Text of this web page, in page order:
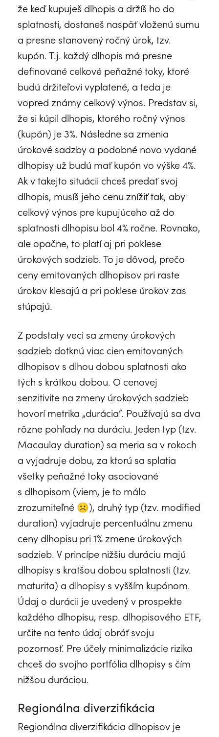
že keď kupuješ dlhopis a držíš ho do
splatnosti, dostaneš naspäť vloženú sumu
a presne stanovený ročný úrok, tzv.
kupón. T.j. každý dlhopis má presne
definované celkové peňažné toky, ktoré
budú držiteľovi vyplatené, a teda je
vopred známy celkový výnos. Predstav si,
že si kúpil dlhopis, ktorého ročný výnos
(kupón) je 3%. Následne sa zmenia
úrokové sadzby a podobné novo vydané
dlhopisy už budú mať kupón vo výške 4%.
Ak v takejto situácii chceš predať svoj
dlhopis, musíš jeho cenu znížiť tak, aby
celkový výnos pre kupujúceho až do
splatnosti dlhopisu bol 4% ročne. Rovnako,
ale opačne, to platí aj pri poklese
úrokových sadzieb. To je dôvod, prečo
ceny emitovaných dlhopisov pri raste
úrokov klesajú a pri poklese úrokov zas
stúpajú.
Z podstaty veci sa zmeny úrokových
sadzieb dotknú viac cien emitovaných
dlhopisov s dlhou dobou splatnosti ako
tých s krátkou dobou. O cenovej
senzitivite na zmeny úrokových sadzieb
hovorí metrika „durácia“. Používajú sa dva
rôzne pohľady na duráciu. Jeden typ (tzv.
Macaulay duration) sa meria sa v rokoch
a vyjadruje dobu, za ktorú sa splatia
všetky peňažné toky asociované
s dlhopisom (viem, je to málo
zrozumiteľné ☹), druhý typ (tzv. modified
duration) vyjadruje percentuálnu zmenu
ceny dlhopisu pri 1% zmene úrokových
sadzieb. V princípe nižšiu duráciu majú
dlhopisy s kratšou dobou splatnosti (tzv.
maturita) a dlhopisy s vyšším kupónom.
Údaj o durácii je uvedený v prospekte
každého dlhopisu, resp. dlhopisového ETF,
určite na tento údaj obráť svoju
pozornosť. Pre účely minimalizácie rizika
chceš do svojho portfólia dlhopisy s čím
nižšou duráciou.
Regionálna diverzifikácia
Regionálna diverzifikácia dlhopisov je